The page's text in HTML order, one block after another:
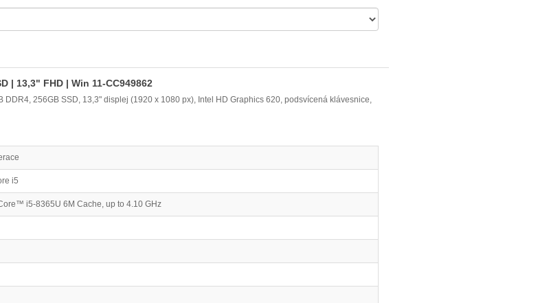
| 13,3" FHD | Win 11-CC949862
DDR4, 256GB SSD, 13,3" displej (1920 x 1080 px), Intel HD Graphics 620, podsvícená klávesnice,
i5
i5-8365U 6M Cache, up to 4.10 GHz